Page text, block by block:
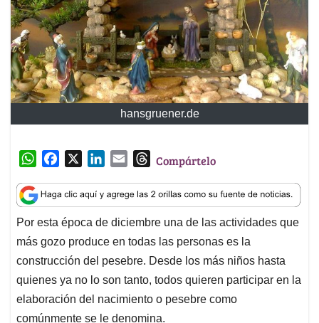
hansgruener.de
W
a
t
s
A
p
p
c
e
b
o
o
k
n
k
e
d
I
n
a
i
l
T
r
e
a
d
s
Compártelo
Por esta época de diciembre una de las actividades que
más gozo produce en todas las personas es la
construcción del pesebre. Desde los más niños hasta
quienes ya no lo son tanto, todos quieren participar en la
elaboración del nacimiento o pesebre como
comúnmente se le denomina.